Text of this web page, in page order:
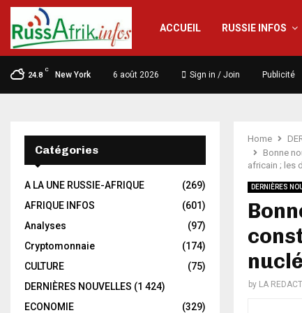
ACCUEIL RUSSIE INFOS
24.8
C
New York 6 août 2026 Sign in / Join Publicité
Home
Bonne
africain ; les
DERNIÈRES
by LA
Catégories
A LA UNE RUSSIE-AFRIQUE
(269)
AFRIQUE INFOS
(601)
Analyses
(97)
Cryptomonnaie
(174)
CULTURE
(75)
DERNIÈRES NOUVELLES (1 424)
ECONOMIE
(329)